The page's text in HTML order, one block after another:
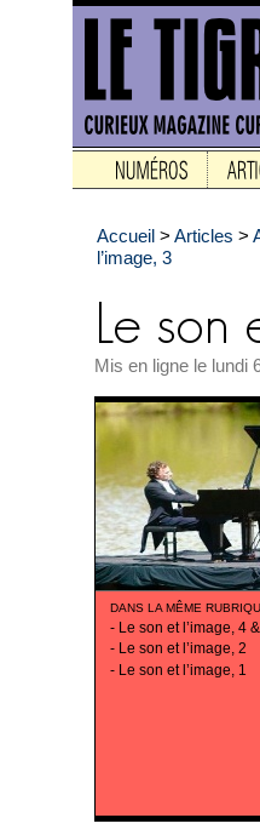
Accueil > Articles >
l’image, 3
Mis en ligne le lundi
DANS LA MÊME
- Le son et l’image, 4
- Le son et l’image, 2
- Le son et l’image, 1